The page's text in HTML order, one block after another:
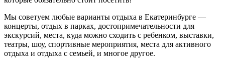
Мы советуем любые варианты отдыха в Екатеринбурге —
концерты, отдых в парках, достопримечательности для
экскурсий, места, куда можно сходить с ребенком, выставки,
театры, шоу, спортивные мероприятия, места для активного
отдыха и отдыха с семьей, и многое другое.